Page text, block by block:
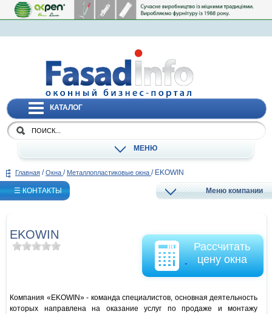
КАТАЛОГ
МЕНЮ
Главная / Окна / Металлопластиковые окна / EKOWIN
☰ КОНТАКТЫ Меню компании
EKOWIN
Рассчитать
цену окна
Компания «EKOWIN» - команда специалистов, основная деятельность
которых направлена на оказание услуг по продаже и монтажу